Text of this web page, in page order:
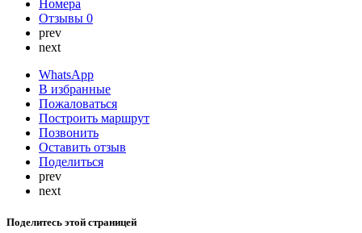
Номера
Отзывы 0
prev
next
WhatsApp
В избранные
Пожаловаться
Построить маршрут
Позвонить
Оставить отзыв
Поделиться
prev
next
Поделитесь этой страницей